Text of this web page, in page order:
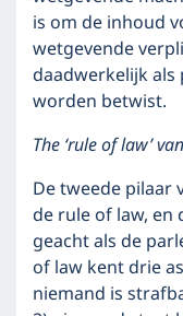
is om de inhoud
wetgevende
daadwerkelijk
worden betwist.
The ‘rule of law’
De tweede pilaar
de rule of law,
geacht als de
of law kent drie
niemand is